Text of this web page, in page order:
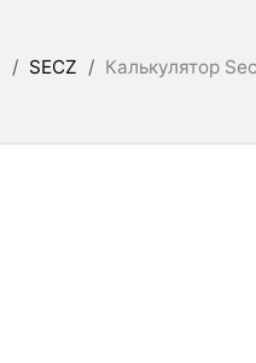
/ SECZ / Калькулятор